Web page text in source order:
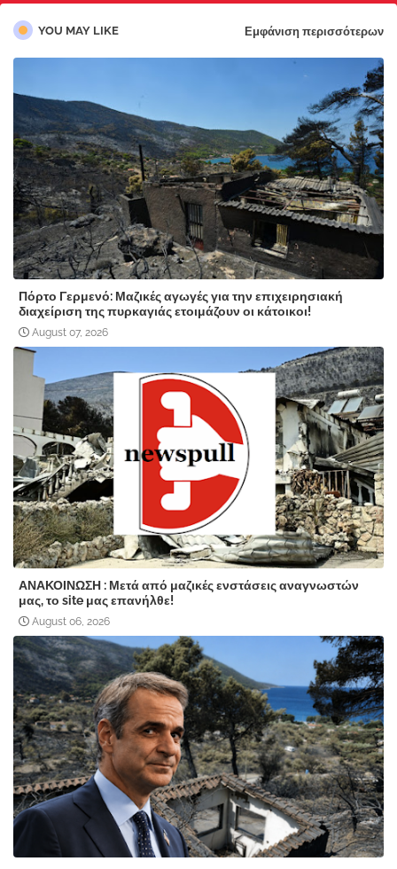
YOU MAY LIKE Εμφάνιση περισσότερων
Πόρτο Γερμενό: Μαζικές αγωγές για την επιχειρησιακή
διαχείριση της πυρκαγιάς ετοιμάζουν οι κάτοικοι!
August 07, 2026
ΑΝΑΚΟΙΝΩΣΗ : Μετά από μαζικές ενστάσεις αναγνωστών
μας, το site μας επανήλθε!
August 06, 2026